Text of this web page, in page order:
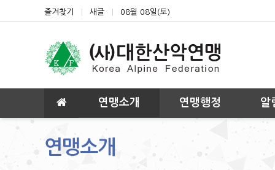
상단 네비
즐겨찾기 새글 08월 08일(토)
메인 메뉴 연맹소개 연맹행정 알
연맹소개